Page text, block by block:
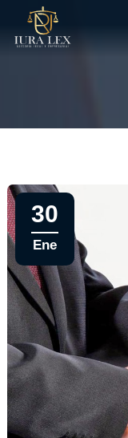
30
Ene